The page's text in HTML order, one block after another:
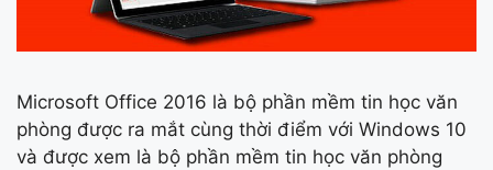
Microsoft Office 2016 là bộ phần mềm tin học văn
phòng được ra mắt cùng thời điểm với Windows 10
và được xem là bộ phần mềm tin học văn phòng